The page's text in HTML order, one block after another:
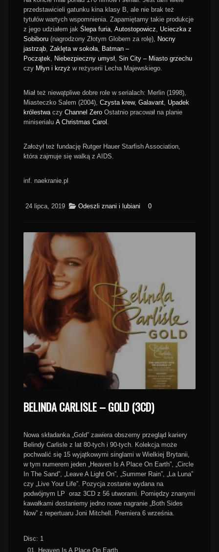
przedstawicieli gatunku kina klasy B, ale nie brak też
tytułów wartych wspomnienia. Zapamiętamy takie produkcje
z jego udziałem jak Ślepa furia, Autostopowicz, Ucieczka z
Sobiboru(nagrodzony Złotym Globem za rolę), Nocny
jastrząb, Zaklęta w sokoła, Batman –
Początek, Niebezpieczny umysł, Sin City – Miasto grzechu
czy Młyn i krzyż w reżyserii Lecha Majewskiego.
Miał też niewątpliwe dobre role w serialach: Merlin (1998),
Miasteczko Salem (2004), Czysta krew, Galavant, Upadek
królestwaczy Channel ZeroOstatnio pracował na planie
miniserialu A Christmas Carol .
Założył też fundację Rutger Hauer Starfish Association,
która zajmuje się walką z AIDS.
inf. naekranie.pl
24 lipca, 2019 Odeszli znani i lubiani 0
BELINDA CARLISLE – GOLD (3CD)
Nowa składanka „Gold” zawiera obszerny przegląd kariery
Belindy Carlisle z lat 80-tych i 90-tych. Kolekcja może
pochwalić się 15 wyjątkowymi singlami w Wielkiej Brytanii,
w tym numerem jeden „Heaven Is A Place On Earth”, „Circle
In The Sand”, „Leave A Light On”, „Summer Rain”, „La Luna”
czy „Live Your Life”. Pozycja zostanie wydana na
podwójnym LP oraz 3CD z 56 utworami. Pomiędzy znanymi
kawałkami dostaniemy jedno nowe nagranie „Both Sides
Now” z repertuaru Joni Mitchell. Premiera 6 września.
Disc: 1
01. Heaven Is A Place On Earth